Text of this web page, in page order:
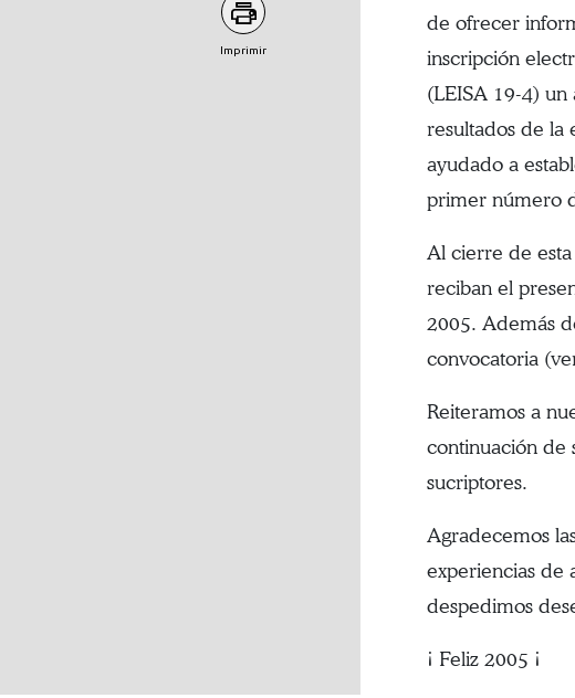
Imprimir
de ofrecer
inscripción
(LEISA 19-4) un
resultados de la
ayudado a
primer número
Al cierre de
reciban el
2005. Además
convocatoria
Reiteramos a
continuación de
sucriptores.
Agradecemos
experiencias de
despedimos
¡ Feliz 2005 ¡